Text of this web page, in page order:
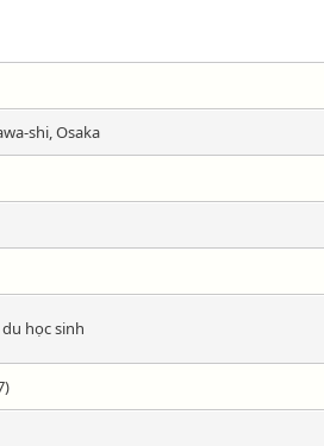
shi, Osaka
học sinh